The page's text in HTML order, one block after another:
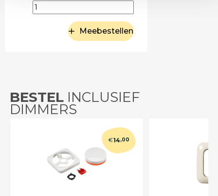
Meebestellen
BESTEL INCLUSIEF
DIMMERS
€14,00